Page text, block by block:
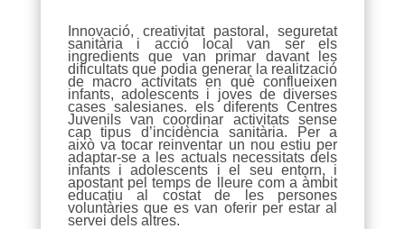
Innovació, creativitat pastoral, seguretat
sanitària i acció local van ser els
ingredients que van primar davant les
dificultats que podia generar la realització
de macro activitats en què conflueixen
infants, adolescents i joves de diverses
cases salesianes. els diferents Centres
Juvenils van coordinar activitats sense
cap tipus d’incidència sanitària. Per a
això va tocar reinventar un nou estiu per
adaptar-se a les actuals necessitats dels
infants i adolescents i el seu entorn, i
apostant pel temps de lleure com a àmbit
educatiu al costat de les persones
voluntàries que es van oferir per estar al
servei dels altres.